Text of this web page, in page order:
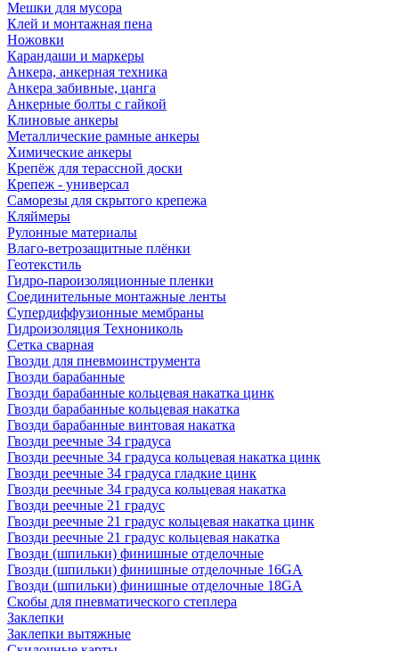
Мешки для мусора
Клей и монтажная пена
Ножовки
Карандаши и маркеры
Анкера, анкерная техника
Анкера забивные, цанга
Анкерные болты с гайкой
Клиновые анкеры
Металлические рамные анкеры
Химические анкеры
Крепёж для терассной доски
Крепеж - универсал
Саморезы для скрытого крепежа
Кляймеры
Рулонные материалы
Влаго-ветрозащитные плёнки
Геотекстиль
Гидро-пароизоляционные пленки
Соединительные монтажные ленты
Супердиффузионные мембраны
Гидроизоляция Технониколь
Сетка сварная
Гвозди для пневмоинструмента
Гвозди барабанные
Гвозди барабанные кольцевая накатка цинк
Гвозди барабанные кольцевая накатка
Гвозди барабанные винтовая накатка
Гвозди реечные 34 градуса
Гвозди реечные 34 градуса кольцевая накатка цинк
Гвозди реечные 34 градуса гладкие цинк
Гвозди реечные 34 градуса кольцевая накатка
Гвозди реечные 21 градус
Гвозди реечные 21 градус кольцевая накатка цинк
Гвозди реечные 21 градус кольцевая накатка
Гвозди (шпильки) финишные отделочные
Гвозди (шпильки) финишные отделочные 16GA
Гвозди (шпильки) финишные отделочные 18GA
Скобы для пневматического степлера
Заклепки
Заклепки вытяжные